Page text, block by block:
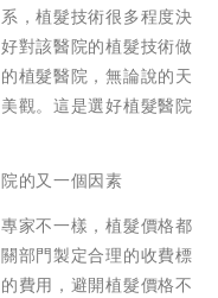
，植髮技術很多程度決
對該醫院的植髮技術做
植髮醫院，無論說的天
觀。這是選好植髮醫院
的又一個因素
家不一樣，植髮價格都
部門製定合理的收費標
費用，避開植髮價格不